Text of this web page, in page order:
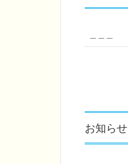
お知らせ